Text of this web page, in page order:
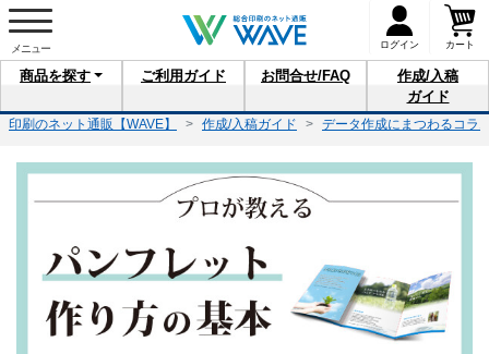
ログイン カート
商品を探す ご利用 ガイド お問合せ/FAQ
作成/入稿
ガイド
印刷のネット通販【WAVE】 作成/入稿ガイド データ作成にまつわるコラ